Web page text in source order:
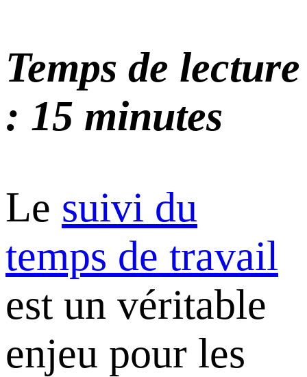
Temps de lecture
: 15 minutes
Le suivi du
temps de travail
est un véritable
enjeu pour les